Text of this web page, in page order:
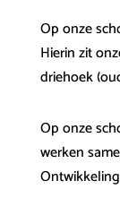
Op onze
Hierin zit
driehoek
Op onze
werken